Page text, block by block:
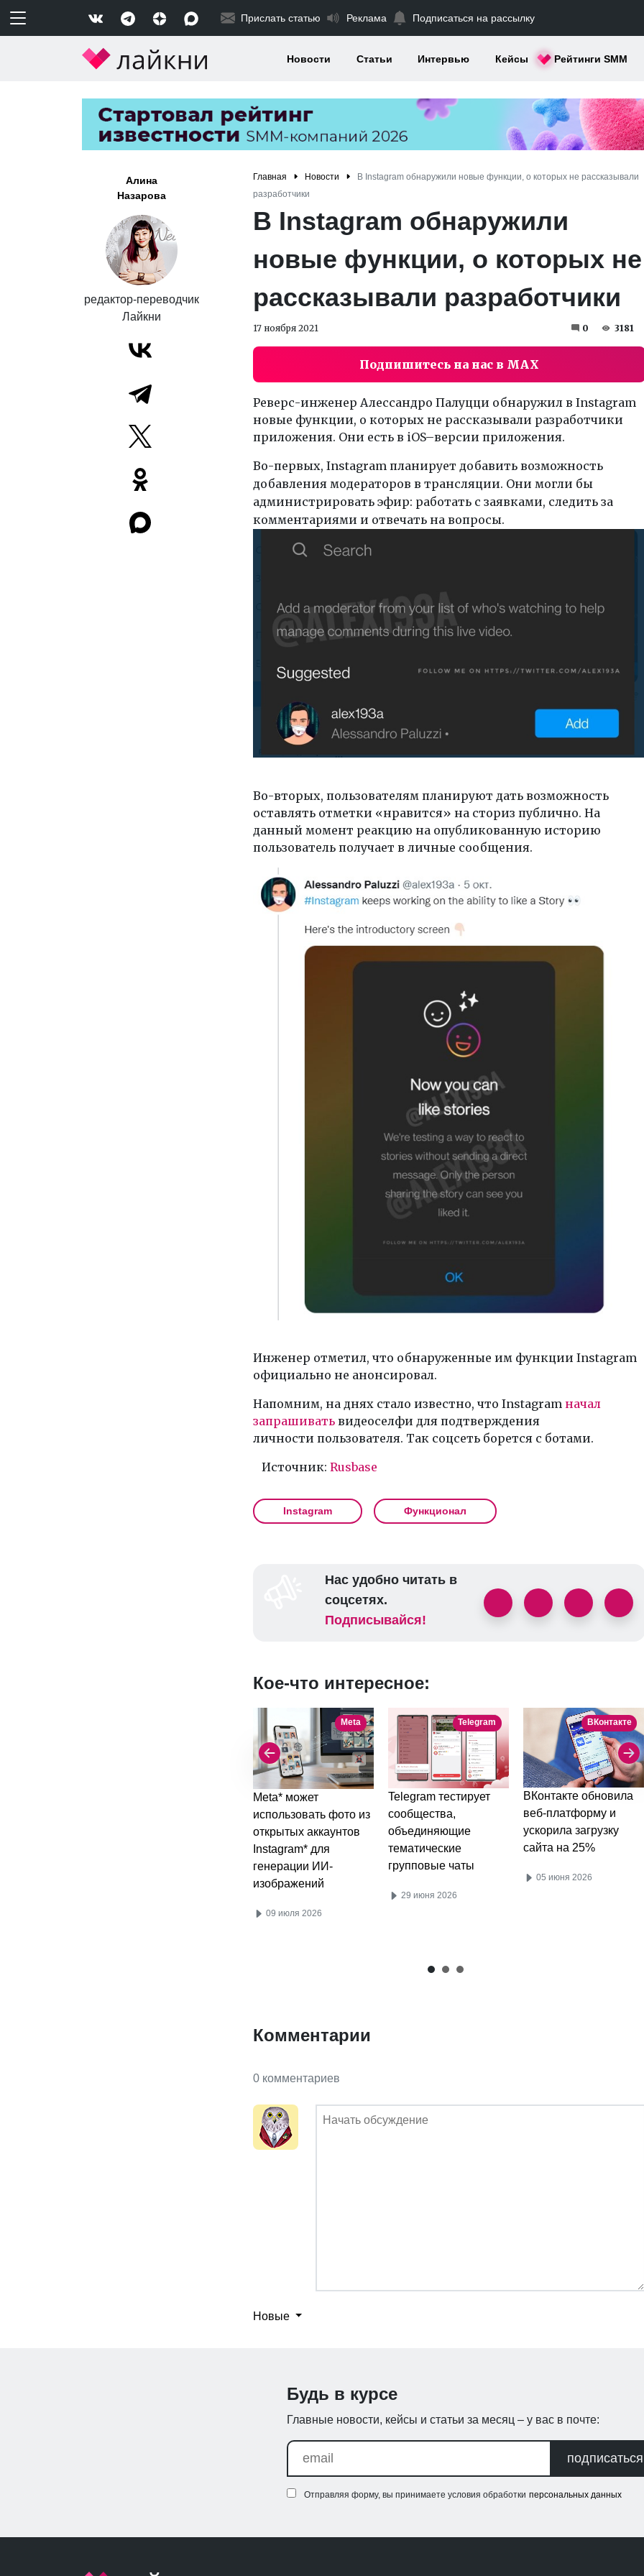
Прислать статью Реклама Подписаться на рассылку
Новости Статьи Интервью Кейсы Рейтинги SMM
Алина
Назарова
редактор-переводчик
Лайкни
Главная Новости
В Instagram обнаружили новые функции, о которых не рассказывали
разработчики
В Instagram обнаружили
новые функции, о которых не
рассказывали разработчики
17 ноября 2021 0 3181
Подпишитесь на нас в MAX
Реверс-инженер Алессандро Палуцци обнаружил в Instagram
новые функции, о которых не рассказывали разработчики
приложения. Они есть в iOS–версии приложения.
Во-первых, Instagram планирует добавить возможность
добавления модераторов в трансляции. Они могли бы
администрировать эфир: работать с заявками, следить за
комментариями и отвечать на вопросы.
Во-вторых, пользователям планируют дать возможность
оставлять отметки «нравится» на сториз публично. На
данный момент реакцию на опубликованную историю
пользователь получает в личные сообщения.
Инженер отметил, что обнаруженные им функции Instagram
официально не анонсировал.
Напомним, на днях стало известно, что Instagram начал
запрашиватьвидеоселфи для подтверждения
личности пользователя. Так соцсеть борется с ботами.
Источник: Rusbase
Instagram Функционал
Нас удобно читать в
соцсетях.
Подписывайся!
Кое-что интересное:
Meta
Meta* может
использовать фото из
открытых аккаунтов
Instagram* для
генерации ИИ-
изображений
09 июля 2026
Telegram
Telegram тестирует
сообщества,
объединяющие
тематические
групповые чаты
29 июня 2026
ВКонтакте
ВКонтакте обновила
веб-платформу и
ускорила загрузку
сайта на 25%
05 июня 2026
Комментарии
0 комментариев
Новые
Будь в курсе
Главные новости, кейсы и статьи за месяц – у вас в почте:
подписаться
Отправляя форму, вы принимаете условия обработки персональных данных